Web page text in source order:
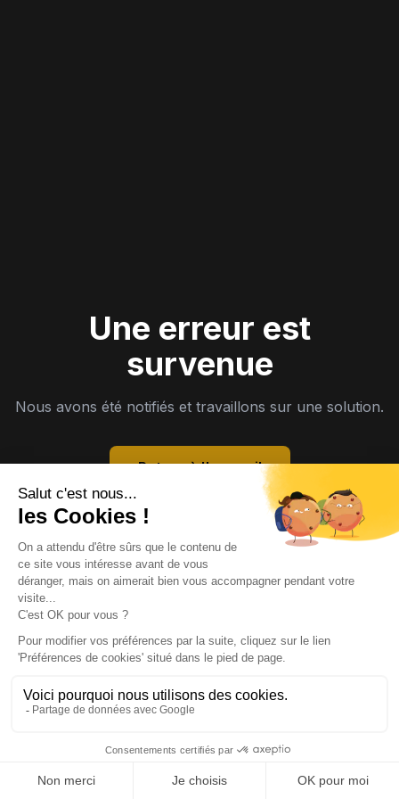
Une erreur est
survenue
Nous avons été notifiés et travaillons sur une solution.
Retour à l'accueil